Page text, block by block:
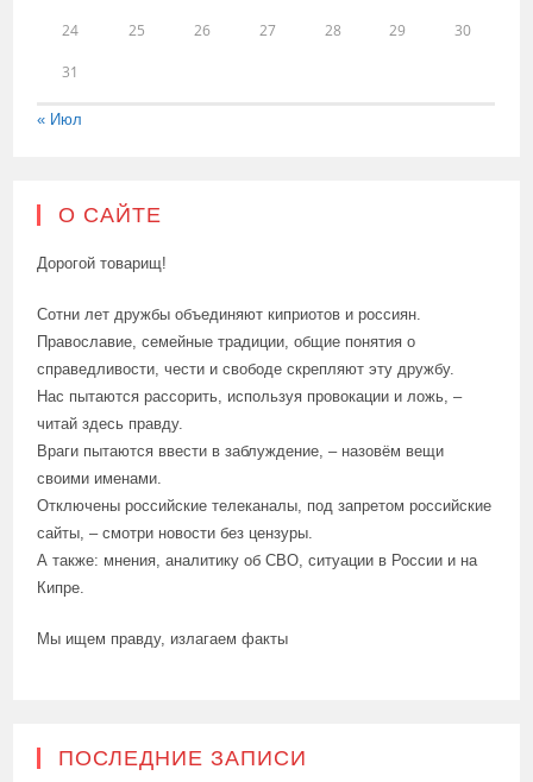
24 25 26 27 28 29 30
31
« Июл
О САЙТЕ
Дорогой товарищ!
Сотни лет дружбы объединяют киприотов и россиян.
Православие, семейные традиции, общие понятия о
справедливости, чести и свободе скрепляют эту дружбу.
Нас пытаются рассорить, используя провокации и ложь, –
читай здесь правду.
Враги пытаются ввести в заблуждение, – назовём вещи
своими именами.
Отключены российские телеканалы, под запретом российские
сайты, – смотри новости без цензуры.
А также: мнения, аналитику об СВО, ситуации в России и на
Кипре.
Мы ищем правду, излагаем факты
ПОСЛЕДНИЕ ЗАПИСИ